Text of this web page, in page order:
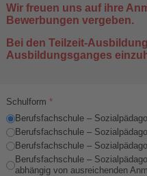
Wir freuen uns auf ihre
Bewerbungen vergeben.
Bei den Teilzeit-
Ausbildungsganges
Schulform *
Berufsfachschule –
Berufsfachschule –
Berufsfachschule –
Berufsfachschule –
abhängig von ausreichenden